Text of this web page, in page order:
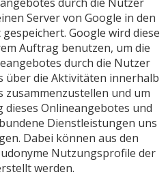
Server von Google in den
Google wird diese
Auftrag benutzen, um die
durch die Nutzer
über die Aktivitäten innerhalb
zusammenzustellen und um
Onlineangebotes und
Dienstleistungen uns
Dabei können aus den
Nutzungsprofile der
werden.